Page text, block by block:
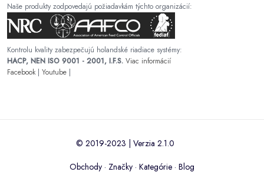
Naše produkty zodpovedajú požiadavkám týchto organizácií:
Kontrolu kvality zabezpečujú holandské riadiace systémy:
HACP, NEN ISO 9001 - 2001, I.F.S. Viac informácií
Facebook| Youtube |
© 2019-2023 | Verzia 2.1.0
Obchody · Značky · Kategórie · Blog